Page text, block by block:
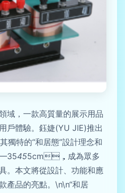
域，一款高質量的展示用品
體驗。鈺婕(YU JIE)推出
獨特的“和居態”設計理念和
455cm，成為眾多
。本文將從設計、功能和應
品的亮點。\n\n“和居